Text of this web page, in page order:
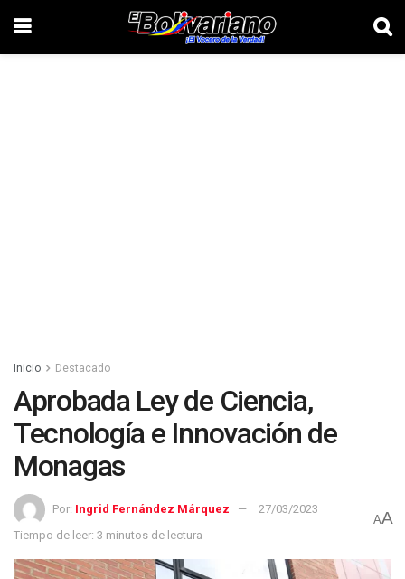
Inicio Destacado
Aprobada Ley de Ciencia,
Tecnología e Innovación de
Monagas
Por: Ingrid Fernández Márquez
27/03/2023
Tiempo de leer: 3 minutos de lectura
AA